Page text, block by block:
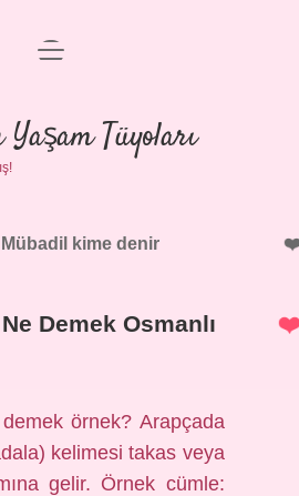
Anasayfa
Politikası
Yasal Uyarı
menüyü
Tüyoları
Mübadil kime denir
Demek Osmanlı
örnek? Arapçada
gelir. Örnek cümle: